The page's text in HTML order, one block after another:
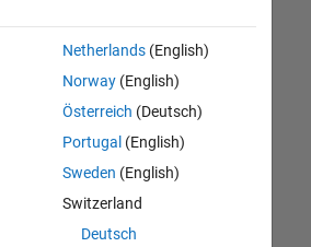
Netherlands(English)
Norway(English)
Österreich (Deutsch)
Portugal (English)
Sweden (English)
Switzerland
Deutsch